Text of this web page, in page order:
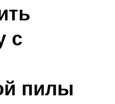
с
пилы